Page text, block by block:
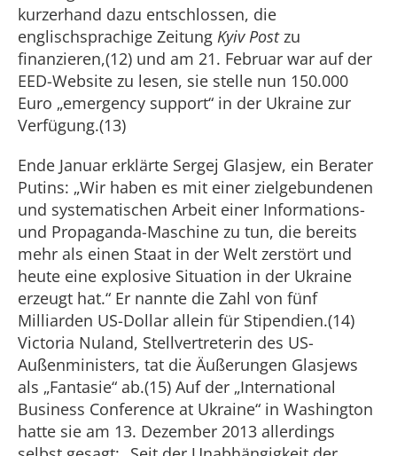
kurzerhand dazu entschlossen, die
englischsprachige Zeitung Kyiv Postzu
finanzieren,(12) und am 21. Februar war auf der
EED-Website zu lesen, sie stelle nun 150.000
Euro „emergency support“ in der Ukraine zur
Verfügung.(13)
Ende Januar erklärte Sergej Glasjew, ein Berater
Putins: „Wir haben es mit einer zielgebundenen
und systematischen Arbeit einer Informations-
und Propaganda-Maschine zu tun, die bereits
mehr als einen Staat in der Welt zerstört und
heute eine explosive Situation in der Ukraine
erzeugt hat.“ Er nannte die Zahl von fünf
Milliarden US-Dollar allein für Stipendien.(14)
Victoria Nuland, Stellvertreterin des US-
Außenministers, tat die Äußerungen Glasjews
als „Fantasie“ ab.(15) Auf der „International
Business Conference at Ukraine“ in Washington
hatte sie am 13. Dezember 2013 allerdings